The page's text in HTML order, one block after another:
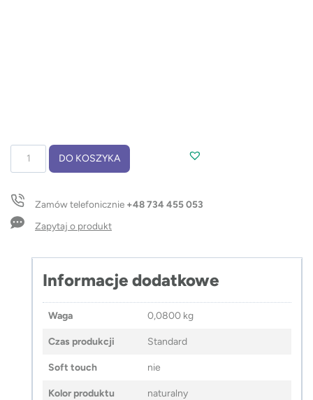
na
zakupy
ZIPKO
DO KOSZYKA
Zamów telefonicznie +48 734 455 053
Zapytaj o produkt
Informacje dodatkowe
Waga 0,0800 kg
Czas produkcji Standard
Soft touch nie
Kolor produktu naturalny